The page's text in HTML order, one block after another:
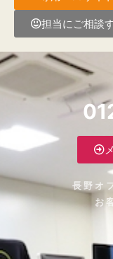
担当にご相談
長野オ
お